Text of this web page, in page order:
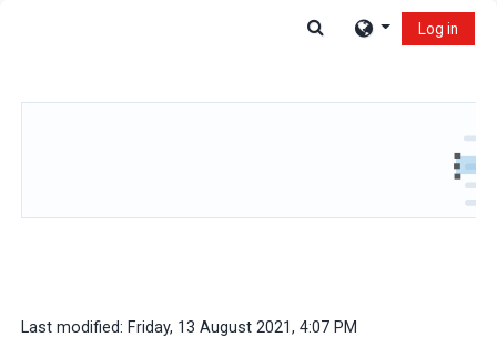
Toggle search input
Log in
Last modified: Friday, 13 August 2021, 4:07 PM